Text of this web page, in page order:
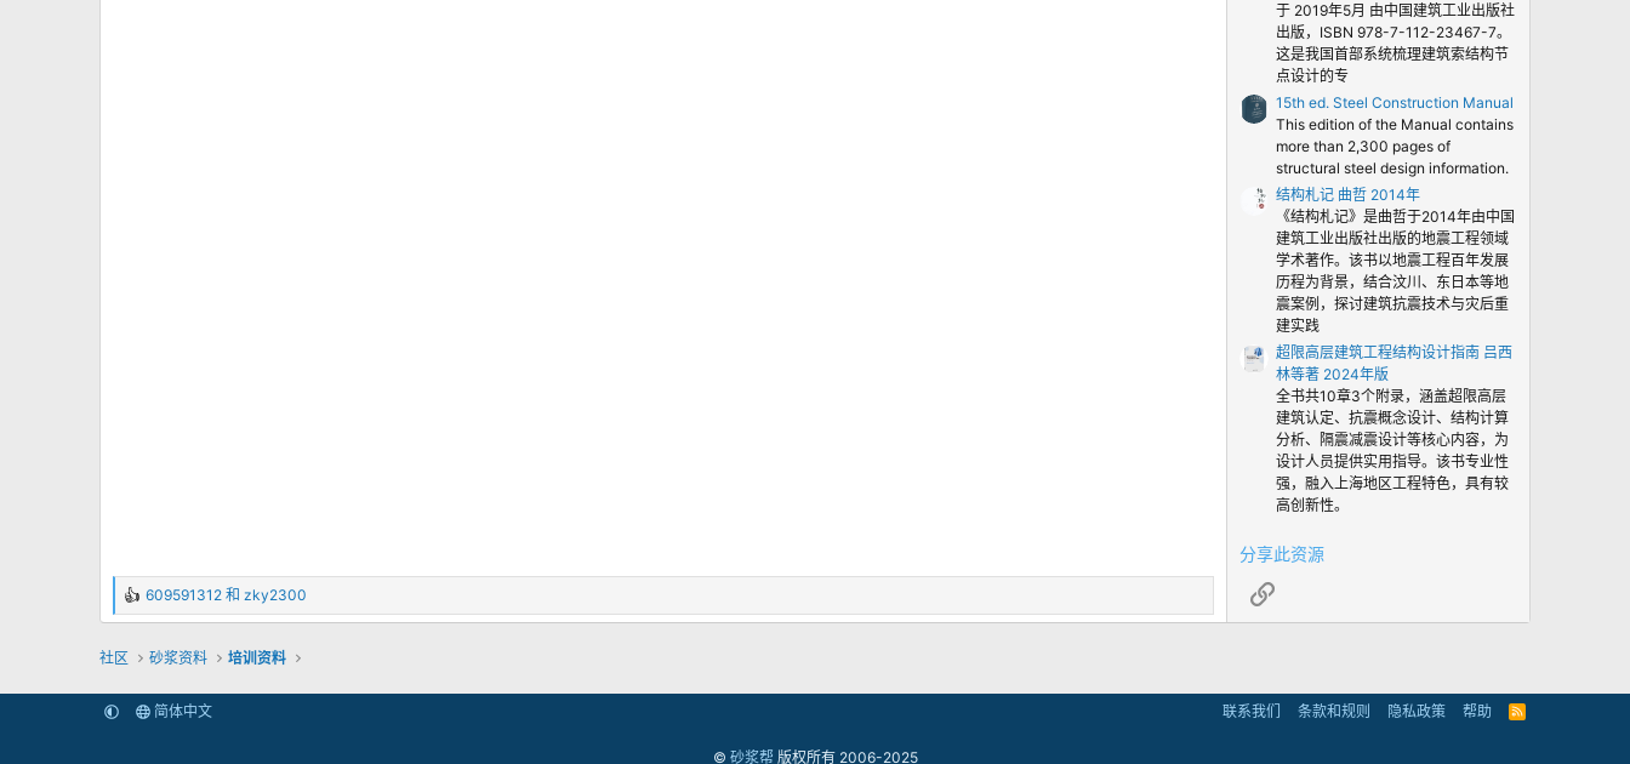
反
馈
：
609591312 和 zky2300
于 2019年5月 由中国建筑工业出版社
出版，ISBN 978-7-112-23467-7。
这是我国首部系统梳理建筑索结构节
点设计的专
15th ed. Steel Construction Manual
This edition of the Manual contains
more than 2,300 pages of
structural steel design information.
结构札记 曲哲 2014年
《结构札记》是曲哲于2014年由中国
建筑工业出版社出版的地震工程领域
学术著作。该书以地震工程百年发展
历程为背景，结合汶川、东日本等地
震案例，探讨建筑抗震技术与灾后重
建实践
超限高层建筑工程结构设计指南 吕西
林等著 2024年版
全书共10章3个附录，涵盖超限高层
建筑认定、抗震概念设计、结构计算
分析、隔震减震设计等核心内容，为
设计人员提供实用指导。该书专业性
强，融入上海地区工程特色，具有较
高创新性。
分享此资源
链接
社区 砂浆资料 培训资料
简体中文 联系我们 条款和规则 隐私政策 帮助
R
© 砂浆帮 版权所有 2006-2025